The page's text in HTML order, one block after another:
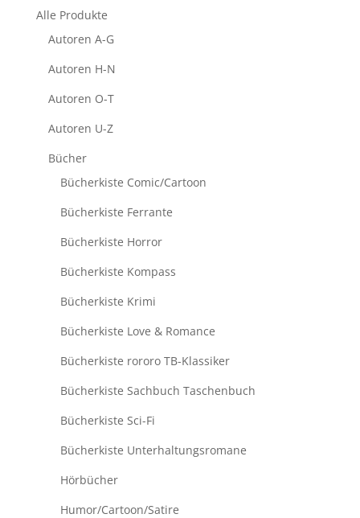
Alle Produkte
Autoren A-G
Autoren H-N
Autoren O-T
Autoren U-Z
Bücher
Bücherkiste Comic/Cartoon
Bücherkiste Ferrante
Bücherkiste Horror
Bücherkiste Kompass
Bücherkiste Krimi
Bücherkiste Love & Romance
Bücherkiste rororo TB-Klassiker
Bücherkiste Sachbuch Taschenbuch
Bücherkiste Sci-Fi
Bücherkiste Unterhaltungsromane
Hörbücher
Humor/Cartoon/Satire